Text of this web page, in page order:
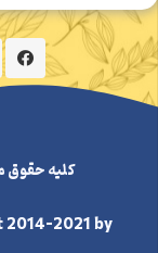
کلیه حقوق
2021 by